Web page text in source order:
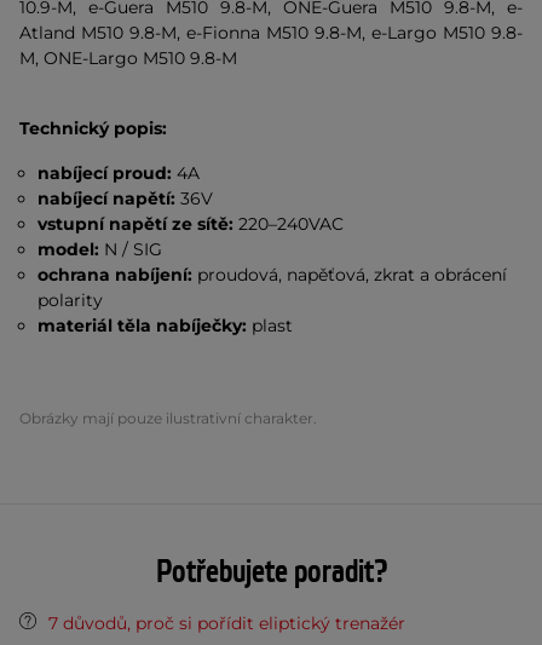
10.9-M, e-Guera M510 9.8-M, ONE-Guera M510 9.8-M, e-
Atland M510 9.8-M, e-Fionna M510 9.8-M, e-Largo M510 9.8-
M, ONE-Largo M510 9.8-M
Technický popis:
nabíjecí proud:4A
nabíjecí napětí:36V
vstupní napětí ze sítě:220–240VAC
model: N / SIG
ochrana nabíjení: proudová, napěťová, zkrat a obrácení
polarity
materiál těla nabíječky: plast
Obrázky mají pouze ilustrativní charakter.
Potřebujete poradit?
7 důvodů, proč si pořídit eliptický trenažér